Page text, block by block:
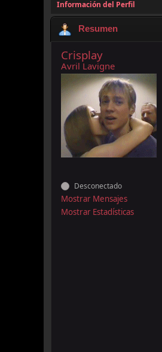
Información del Perfil
Resumen
Crisplay
Avril Lavigne
Desconectado
Mostrar Mensajes
Mostrar Estadísticas